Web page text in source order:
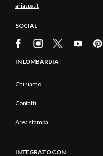
ariaspa.it
SOCIAL
IN LOMBARDIA
Chi siamo
Contatti
Area stampa
INTEGRATO CON